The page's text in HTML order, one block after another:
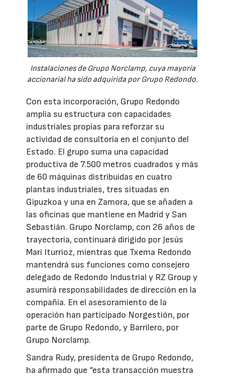
Instalaciones de Grupo Norclamp, cuya mayoría
accionarial ha sido adquirida por Grupo Redondo.
Con esta incorporación, Grupo Redondo
amplía su estructura con capacidades
industriales propias para reforzar su
actividad de consultoría en el conjunto del
Estado. El grupo suma una capacidad
productiva de 7.500 metros cuadrados y más
de 60 máquinas distribuidas en cuatro
plantas industriales, tres situadas en
Gipuzkoa y una en Zamora, que se añaden a
las oficinas que mantiene en Madrid y San
Sebastián. Grupo Norclamp, con 26 años de
trayectoria, continuará dirigido por Jesús
Mari Iturrioz, mientras que Txema Redondo
mantendrá sus funciones como consejero
delegado de Redondo Industrial y RZ Group y
asumirá responsabilidades de dirección en la
compañía. En el asesoramiento de la
operación han participado Norgestión, por
parte de Grupo Redondo, y Barrilero, por
Grupo Norclamp.
Sandra Rudy, presidenta de Grupo Redondo,
ha afirmado que “esta transacción muestra